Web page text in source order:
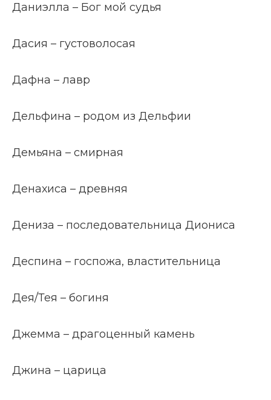
Даниэлла – Бог мой судья
Дасия – густоволосая
Дафна – лавр
Дельфина – родом из Дельфии
Демьяна – смирная
Денахиса – древняя
Дениза – последовательница Диониса
Деспина – госпожа, властительница
Дея/Тея – богиня
Джемма – драгоценный камень
Джина – царица